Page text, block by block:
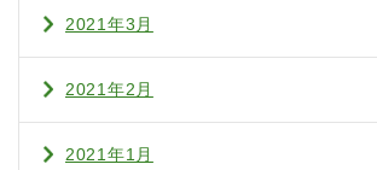
2021年3月
2021年2月
2021年1月